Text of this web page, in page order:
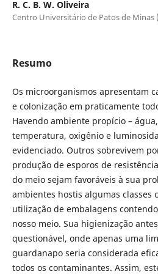
R. C. B. W. Oliveira
Centro Universitário de Patos de Minas
Resumo
Os microorganismos apresentam
e colonização em praticamente
Havendo ambiente propício –
temperatura, oxigênio e
evidenciado. Outros sobrevivem
produção de esporos de
do meio sejam favoráveis à sua
ambientes hostis algumas classes
utilização de embalagens
nosso meio. Sua higienização
questionável, onde apenas uma
guardanapo seria considerada
todos os contaminantes. Assim,